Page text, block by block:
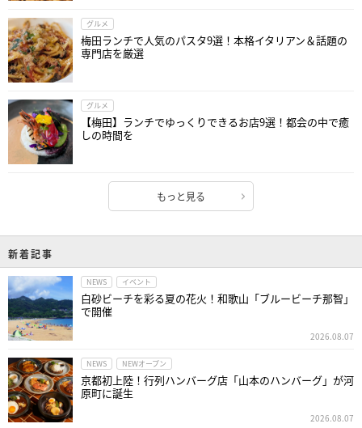
グルメ
梅田ランチで人気のパスタ9選！本格イタリアン＆話題の
専門店を厳選
グルメ
【梅田】ランチでゆっくりできるお店9選！都会の中で癒
しの時間を
もっと見る
新着記事
NEWS イベント
白砂ビーチを彩る夏の花火！和歌山「ブルービーチ那智」
で開催
2026.08.07
NEWS NEWオープン
京都初上陸！行列ハンバーグ店「山本のハンバーグ」が河
原町に誕生
2026.08.07